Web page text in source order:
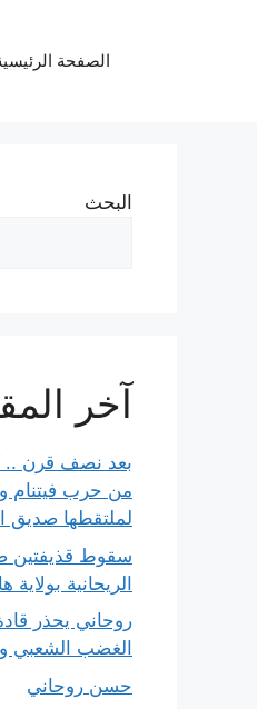
الصفحة
البحث
آخر
بعد نصف قرن
من حرب فيتنام
لملتقطها صديق
سقوط قذيفتين
الريحانية بولاية
روحاني يحذر
الغضب الشعبي
حسن روحاني